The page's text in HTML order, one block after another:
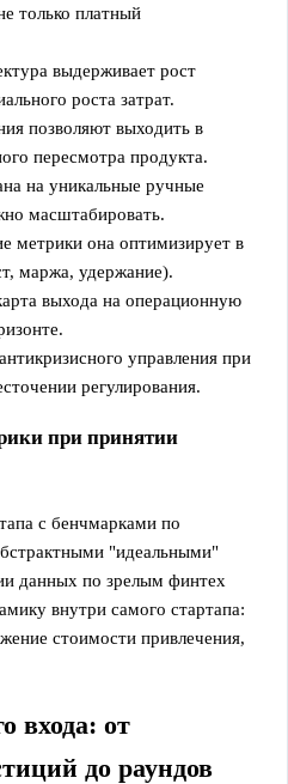
только платный
выдерживает рост
роста затрат.
позволяют выходить в
пересмотра продукта.
на уникальные ручные
масштабировать.
метрики она оптимизирует в
маржа, удержание).
выхода на операционную
управления при
регулирования.
при принятии
с бенчмарками по
"идеальными"
данных по зрелым финтех
внутри самого стартапа:
стоимости привлечения,
входа: от
до раундов